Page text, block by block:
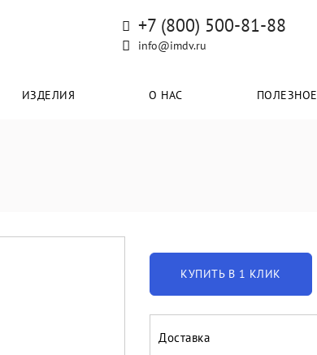
+7 (800) 500-81-88
info@imdv.ru
ИЗДЕЛИЯ О НАС ПОЛЕЗНОЕ
КУПИТЬ В 1 КЛИК
Доставка